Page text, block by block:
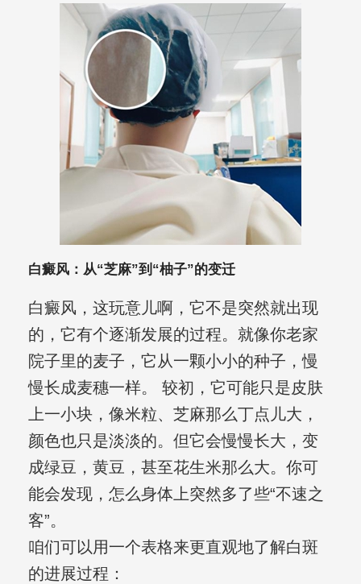
白癜风：从“芝麻”到“柚子”的变迁
白癜风，这玩意儿啊，它不是突然就出现
的，它有个逐渐发展的过程。就像你老家
院子里的麦子，它从一颗小小的种子，慢
慢长成麦穗一样。 较初，它可能只是皮肤
上一小块，像米粒、芝麻那么丁点儿大，
颜色也只是淡淡的。但它会慢慢长大，变
成绿豆，黄豆，甚至花生米那么大。你可
能会发现，怎么身体上突然多了些“不速之
客”。
咱们可以用一个表格来更直观地了解白斑
的进展过程：